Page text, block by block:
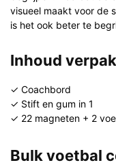
visueel maakt voor de
is het ook beter te
Inhoud
✓ Coachbord
✓ Stift en gum in 1
✓ 22 magneten + 2
Bulk voetbal